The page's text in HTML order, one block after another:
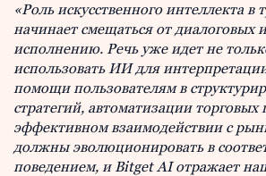
«Роль искусственного интеллекта в
начинает смещаться от диалоговых
исполнению. Речь уже идет не
использовать ИИ для
помощи пользователям в
стратегий, автоматизации торговых
эффективном взаимодействии с
должны эволюционировать в
поведением, и Bitget AI отражает